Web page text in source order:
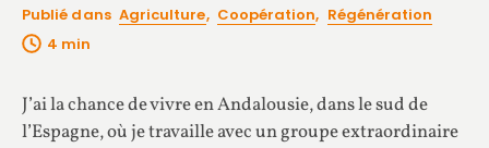
Publié dans Agriculture, Coopération, Régénération
J’ai la chance de vivre en Andalousie, dans le sud de
l’Espagne, où je travaille avec un groupe extraordinaire